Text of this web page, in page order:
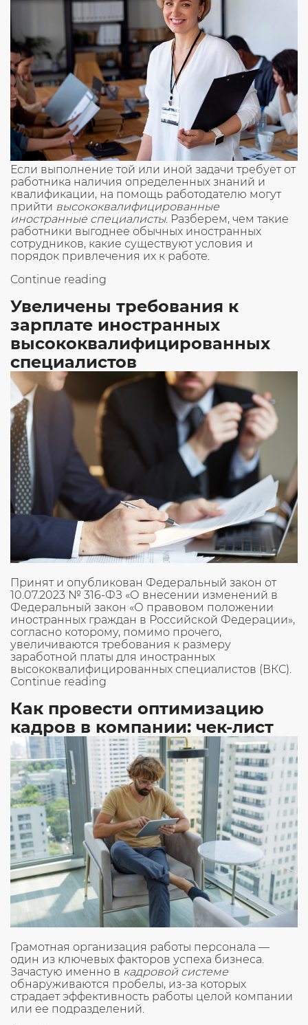
Если выполнение той или иной задачи требует от
работника наличия определенных знаний и
квалификации, на помощь работодателю могут
прийти высококвалифицированные
иностранные специалисты. Разберем, чем такие
работники выгоднее обычных иностранных
сотрудников, какие существуют условия и
порядок привлечения их к работе.
Continue reading
выгоднее
обычного
иностранца.
Условия
и
порядок
привлечения
высококвалифицированного
специалиста
к
Увеличены требования к
зарплате иностранных
высококвалифицированных
специалистов
Принят и опубликован Федеральный закон от
10.07.2023 № 316-ФЗ «О внесении изменений в
Федеральный закон «О правовом положении
иностранных граждан в Российской Федерации»,
согласно которому, помимо прочего,
увеличиваются требования к размеру
заработной платы для иностранных
высококвалифицированных специалистов (ВКС).
Continue reading
к
зарплате
иностранных
высококвалифицированных
специалистов»
Как провести оптимизацию
кадров в компании: чек-лист
Грамотная организация работы персонала —
один из ключевых факторов успеха бизнеса.
Зачастую именно в кадровой системе
обнаруживаются пробелы, из-за которых
страдает эффективность работы целой компании
или ее подразделений.